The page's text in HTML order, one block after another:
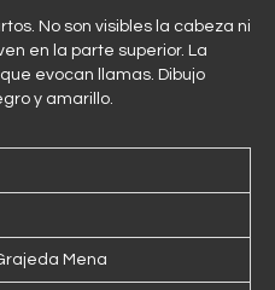
No son visibles la cabeza ni
en la parte superior. La
evocan llamas. Dibujo
y amarillo.
Mena